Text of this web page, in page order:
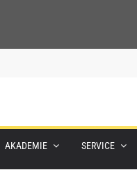
AKADEMIE SERVICE